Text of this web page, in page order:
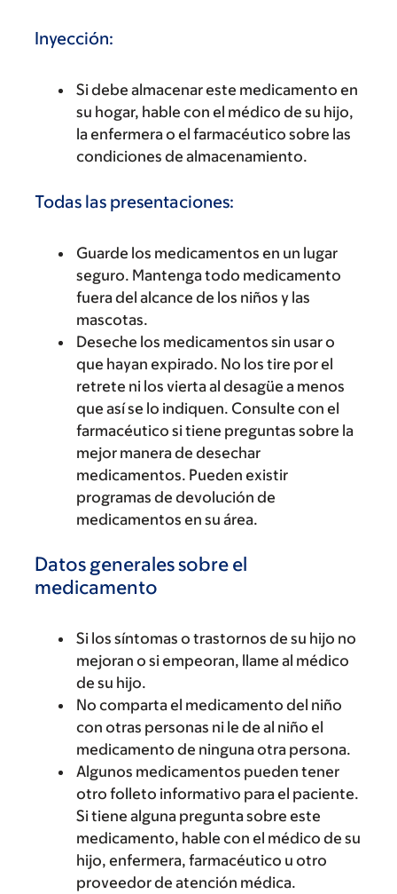
Inyección:
Si debe almacenar este medicamento en
su hogar, hable con el médico de su hijo,
la enfermera o el farmacéutico sobre las
condiciones de almacenamiento.
Todas las presentaciones:
Guarde los medicamentos en un lugar
seguro. Mantenga todo medicamento
fuera del alcance de los niños y las
mascotas.
Deseche los medicamentos sin usar o
que hayan expirado. No los tire por el
retrete ni los vierta al desagüe a menos
que así se lo indiquen. Consulte con el
farmacéutico si tiene preguntas sobre la
mejor manera de desechar
medicamentos. Pueden existir
programas de devolución de
medicamentos en su área.
Datos generales sobre el
medicamento
Si los síntomas o trastornos de su hijo no
mejoran o si empeoran, llame al médico
de su hijo.
No comparta el medicamento del niño
con otras personas ni le de al niño el
medicamento de ninguna otra persona.
Algunos medicamentos pueden tener
otro folleto informativo para el paciente.
Si tiene alguna pregunta sobre este
medicamento, hable con el médico de su
hijo, enfermera, farmacéutico u otro
proveedor de atención médica.